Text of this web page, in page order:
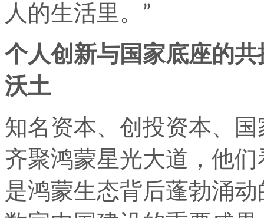
人的生活里。”
个人创新与国家底座的
沃土
知名资本、创投资本、
齐聚鸿蒙星光大道，他
是鸿蒙生态背后蓬勃涌